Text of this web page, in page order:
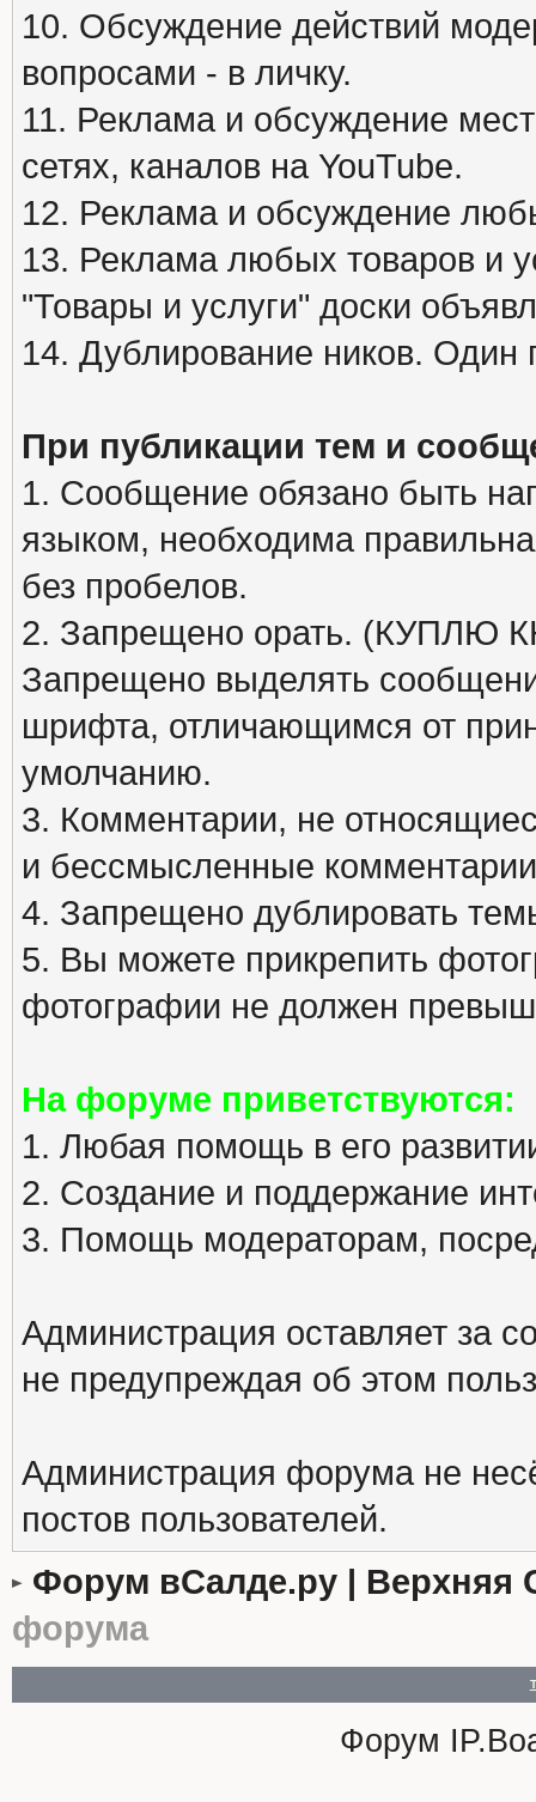
10. Обсуждение действий
вопросами - в личку.
11. Реклама и обсуждение
сетях, каналов на YouTube.
12. Реклама и обсуждение
13. Реклама любых товаров и
"Товары и услуги" доски
14. Дублирование ников. Один
При публикации тем и
1. Сообщение обязано быть
языком, необходима
без пробелов.
2. Запрещено орать. (КУПЛЮ
Запрещено выделять
шрифта, отличающимся от
умолчанию.
3. Комментарии, не
и бессмысленные
4. Запрещено дублировать
5. Вы можете прикрепить
фотографии не должен
На форуме приветствуются:
1. Любая помощь в его
2. Создание и поддержание
3. Помощь модераторам,
Администрация оставляет за
не предупреждая об этом
Администрация форума не
постов пользователей.
Форум вСалде.ру | Верхняя
форума
Форум